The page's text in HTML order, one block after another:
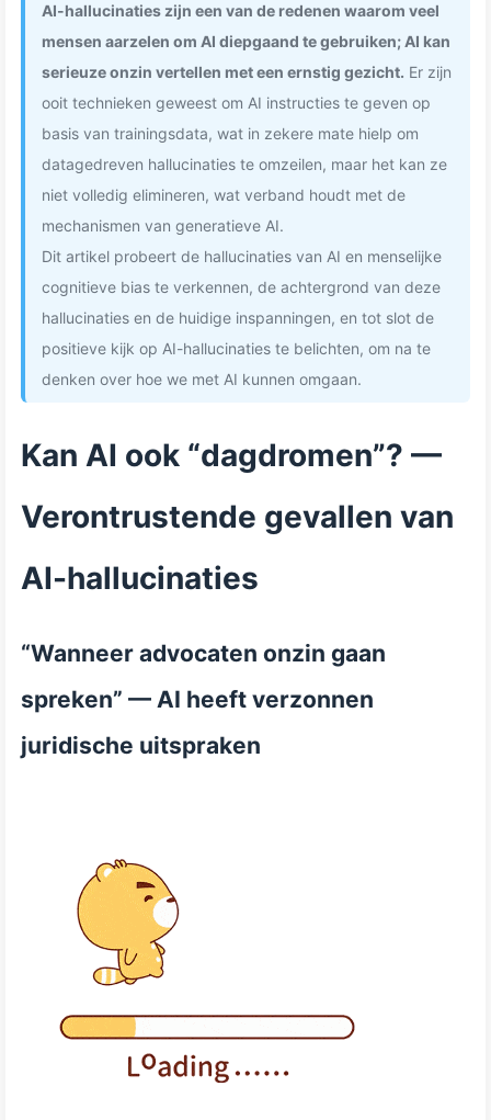
AI-hallucinaties zijn een van de redenen waarom veel
mensen aarzelen om AI diepgaand te gebruiken; AI kan
serieuze onzin vertellen met een ernstig gezicht. Er zijn
ooit technieken geweest om AI instructies te geven op
basis van trainingsdata, wat in zekere mate hielp om
datagedreven hallucinaties te omzeilen, maar het kan ze
niet volledig elimineren, wat verband houdt met de
mechanismen van generatieve AI.
Dit artikel probeert de hallucinaties van AI en menselijke
cognitieve bias te verkennen, de achtergrond van deze
hallucinaties en de huidige inspanningen, en tot slot de
positieve kijk op AI-hallucinaties te belichten, om na te
denken over hoe we met AI kunnen omgaan.
Kan AI ook “dagdromen”? —
Verontrustende gevallen van
AI-hallucinaties
“Wanneer advocaten onzin gaan
spreken” — AI heeft verzonnen
juridische uitspraken